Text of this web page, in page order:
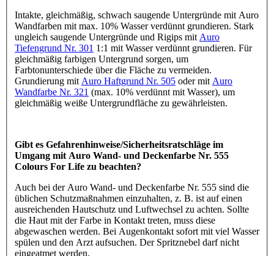
Intakte, gleichmäßig, schwach saugende Untergründe mit Auro
Wandfarben mit max. 10% Wasser verdünnt grundieren. Stark
ungleich saugende Untergründe und Rigips mit Auro
Tiefengrund Nr. 301 1:1 mit Wasser verdünnt grundieren. Für
gleichmäßig farbigen Untergrund sorgen, um
Farbtonunterschiede über die Fläche zu vermeiden.
Grundierung mit Auro Haftgrund Nr. 505 oder mit Auro
Wandfarbe Nr. 321 (max. 10% verdünnt mit Wasser), um
gleichmäßig weiße Untergrundfläche zu gewährleisten.
Gibt es Gefahrenhinweise/Sicherheitsratschläge im
Umgang mit Auro Wand- und Deckenfarbe Nr. 555
Colours For Life zu beachten?
Auch bei der Auro Wand- und Deckenfarbe Nr. 555 sind die
üblichen Schutzmaßnahmen einzuhalten, z. B. ist auf einen
ausreichenden Hautschutz und Luftwechsel zu achten. Sollte
die Haut mit der Farbe in Kontakt treten, muss diese
abgewaschen werden. Bei Augenkontakt sofort mit viel Wasser
spülen und den Arzt aufsuchen. Der Spritznebel darf nicht
eingeatmet werden.